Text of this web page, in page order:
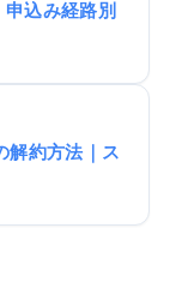
込み経路別
解約方法｜ス